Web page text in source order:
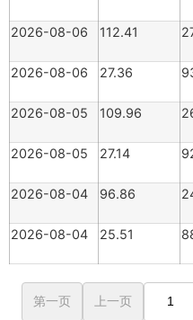
2026-08-06
112.41
2026-08-06
27.36
2026-08-05
109.96
2026-08-05
27.14
2026-08-04
96.86
2026-08-04
25.51
第一页 上一页